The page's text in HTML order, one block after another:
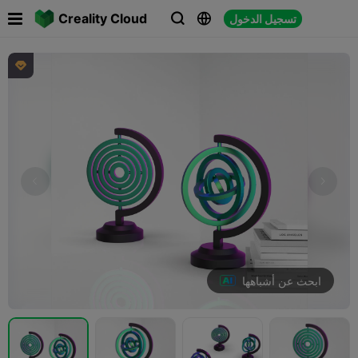
Creality Cloud   تسجيل الدخول

ابحث عن أشباهها